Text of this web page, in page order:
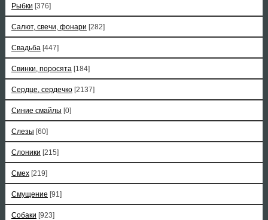
Рыбки [376]
Салют, свечи, фонари [282]
Свадьба [447]
Свинки, поросята [184]
Сердце, сердечко [2137]
Синие смайлы [0]
Слезы [60]
Слоники [215]
Смех [219]
Смущение [91]
Собаки [923]